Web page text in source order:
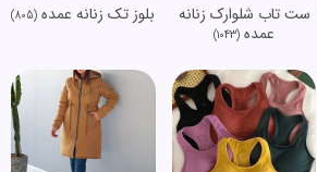
ست تاب شلوارک زنانه
عمده (1043)
بلوز تک زنانه عمده (805)